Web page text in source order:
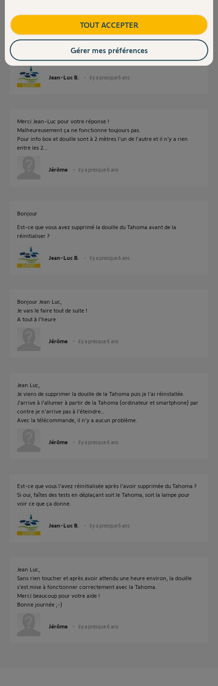
Il faut aussi éloigner le Tahoma de toutes sources polluantes (PC, TV, box
internet, relais wifi ....)
Jean-Luc B. il y a presque 6 ans
Merci Jean-Luc pour votre réponse !
Malheureusement ça ne fonctionne toujours pas.
Pour info box et douille sont à 2 mètres l'un de l'autre et il n'y a rien
entre les 2...
Jérôme il y a presque 6 ans
Bonjour
Est-ce que vous avez supprimé la douille du Tahoma avant de la
réinitialiser ?
Jean-Luc B. il y a presque 6 ans
Bonjour Jean Luc,
Je vais le faire tout de suite !
A tout à l'heure
Jérôme il y a presque 6 ans
Jean Luc,
Je viens de supprimer la douille de la Tahoma puis je l'ai réinstallée.
J'arrive à l'allumer à partir de la Tahoma (ordinateur et smartphone) par
contre je n'arrive pas à l'éteindre…
Avec la télécommande, il n'y a aucun problème.
Jérôme il y a presque 6 ans
Est-ce que vous l'avez réinitialisée après l'avoir supprimée du Tahoma ?
Si oui, faîtes des tests en déplaçant soit le Tahoma, soit la lampe pour
voir ce que ça donne.
Jean-Luc B. il y a presque 6 ans
Jean Luc,
Sans rien toucher et après avoir attendu une heure environ, la douille
s'est mise à fonctionner correctement avec la Tahoma.
Merci beaucoup pour votre aide !
Bonne journée ;-)
Jérôme il y a presque 6 ans
TOUT ACCEPTER
Gérer mes préférences